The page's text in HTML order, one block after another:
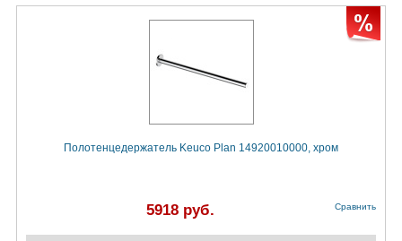
Полотенцедержатель Keuco Plan 14920010000, хром
5918 руб. Сравнить